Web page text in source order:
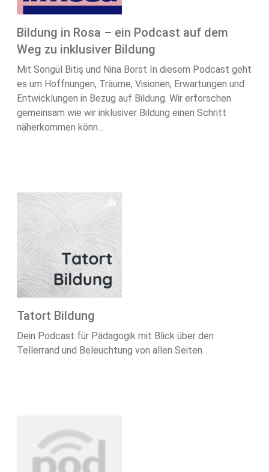
Bildung in Rosa – ein Podcast auf dem
Weg zu inklusiver Bildung
Mit Songül Bitiş und Nina Borst In diesem Podcast geht
es um Hoffnungen, Träume, Visionen, Erwartungen und
Entwicklungen in Bezug auf Bildung. Wir erforschen
gemeinsam wie wir inklusiver Bildung einen Schritt
näherkommen könn...
Tatort Bildung
Dein Podcast für Pädagogik mit Blick über den
Tellerrand und Beleuchtung von allen Seiten.